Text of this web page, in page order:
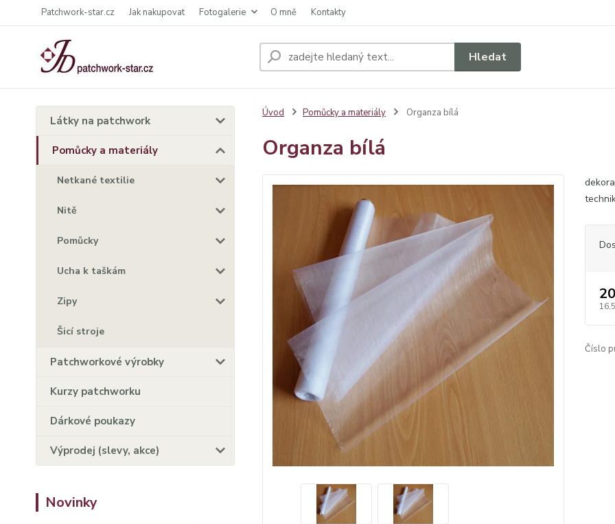
Patchwork-star.cz Jak nakupovat Fotogalerie O mně Kontakty
Hledat
Látky na patchwork
Pomůcky a materiály
Netkané textilie
Nitě
Pomůcky
Ucha k taškám
Zipy
Šicí stroje
Patchworkové výrobky
Kurzy patchworku
Dárkové poukazy
Výprodej (slevy, akce)
Novinky
Úvod Pomůcky a materiály Organza bílá
Organza bílá
Číslo